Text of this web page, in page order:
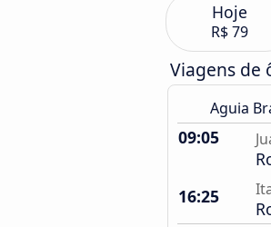
Hoje
R$ 79
Viagens de
Aguia
09:05
16:25